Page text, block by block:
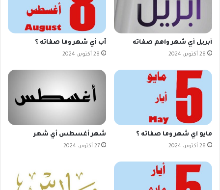
أبريل أي شهر واهم صفاته
28 أكتوبر، 2024
آب أي شهر وما صفاته ؟
28 أكتوبر، 2024
مايو اي شهر وما صفاته ؟
28 أكتوبر، 2024
شهر أغسطس أي شهر
27 أكتوبر، 2024